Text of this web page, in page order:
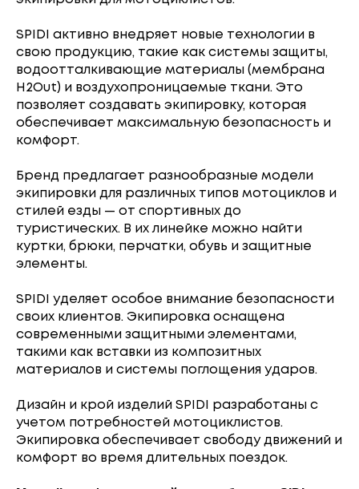
SPIDI активно внедряет новые технологии в
свою продукцию, такие как системы защиты,
водоотталкивающие материалы (мембрана
H2Out) и воздухопроницаемые ткани. Это
позволяет создавать экипировку, которая
обеспечивает максимальную безопасность и
комфорт.
Бренд предлагает разнообразные модели
экипировки для различных типов мотоциклов и
стилей езды — от спортивных до
туристических. В их линейке можно найти
куртки, брюки, перчатки, обувь и защитные
элементы.
SPIDI уделяет особое внимание безопасности
своих клиентов. Экипировка оснащена
современными защитными элементами,
такими как вставки из композитных
материалов и системы поглощения ударов.
Дизайн и крой изделий SPIDI разработаны с
учетом потребностей мотоциклистов.
Экипировка обеспечивает свободу движений и
комфорт во время длительных поездок.